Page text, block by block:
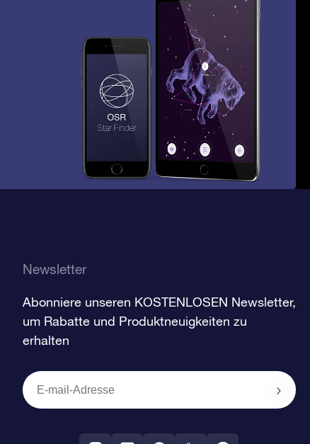
Newsletter
Abonniere unseren KOSTENLOSEN Newsletter,
um Rabatte und Produktneuigkeiten zu
erhalten